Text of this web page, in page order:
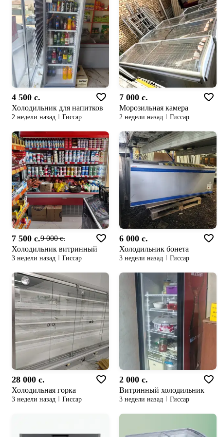
4 500 c.
Холодильник для напитков
2 недели назад Гиссар
7 000 c.
Морозильная камера
2 недели назад Гиссар
7 500 c.9 000 c.
Холодильник витринный
3 недели назад Гиссар
6 000 c.
Холодильник бонета
3 недели назад Гиссар
28 000 c.
Холодильная горка
3 недели назад Гиссар
2 000 c.
Витринный холодильник
3 недели назад Гиссар